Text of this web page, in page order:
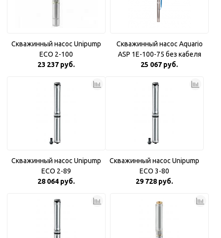
Скважинный насос Unipump
ECO 2-100
23 237 руб.
Скважинный насос Aquario
ASP 1E-100-75 без кабеля
25 067 руб.
Скважинный насос Unipump
ECO 2-89
28 064 руб.
Скважинный насос Unipump
ECO 3-80
29 728 руб.